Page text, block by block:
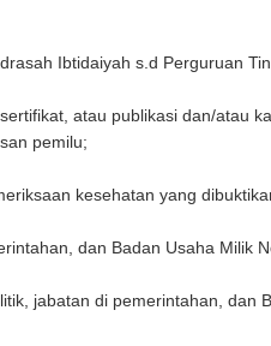
Ibtidaiyah s.d Perguruan
atau publikasi dan/atau
pemilu;
kesehatan yang
dan Badan Usaha Milik
jabatan di pemerintahan, dan